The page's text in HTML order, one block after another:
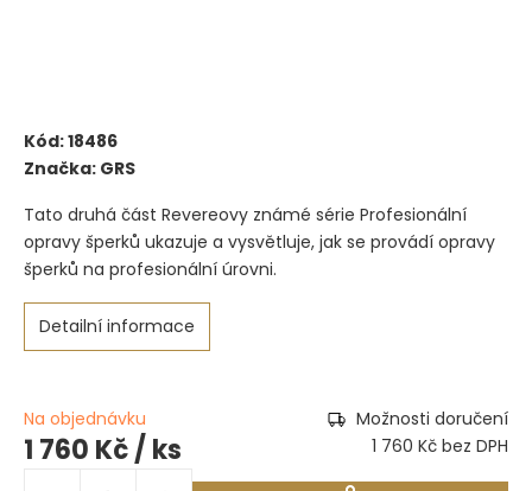
Kód:18486
Značka: GRS
Tato druhá část Revereovy známé série Profesionální
opravy šperků ukazuje a vysvětluje, jak se provádí opravy
šperků na profesionální úrovni.
Detailní informace
Na objednávku Možnosti doručení
1 760 Kč/ ks 1 760 Kč bez DPH